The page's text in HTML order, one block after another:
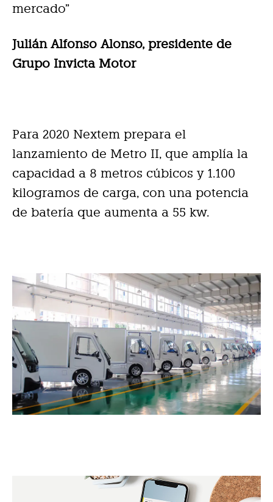
mercado”
Julián Alfonso Alonso, presidente de
Grupo Invicta Motor
Para 2020 Nextem prepara el
lanzamiento de Metro II, que amplía la
capacidad a 8 metros cúbicos y 1.100
kilogramos de carga, con una potencia
de batería que aumenta a 55 kw.